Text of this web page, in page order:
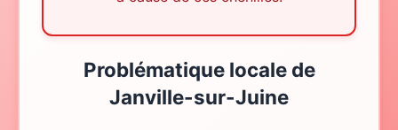
Problématique locale de
Janville-sur-Juine